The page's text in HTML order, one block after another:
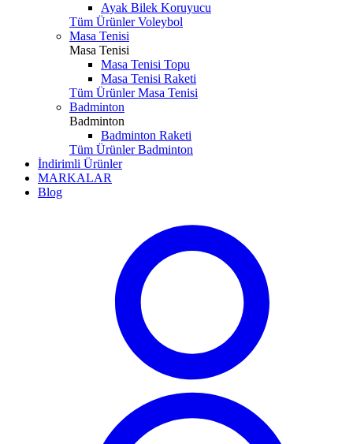
Ayak Bilek Koruyucu
Tüm Ürünler Voleybol
Masa Tenisi
Masa Tenisi
Masa Tenisi Topu
Masa Tenisi Raketi
Tüm Ürünler Masa Tenisi
Badminton
Badminton
Badminton Raketi
Tüm Ürünler Badminton
İndirimli Ürünler
MARKALAR
Blog